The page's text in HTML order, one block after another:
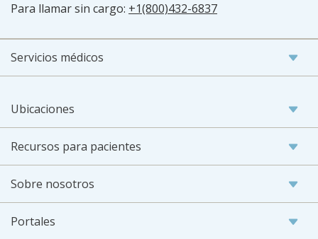
Para llamar sin cargo: +1(800)432-6837
Servicios médicos
Ubicaciones
Recursos para pacientes
Sobre nosotros
Portales